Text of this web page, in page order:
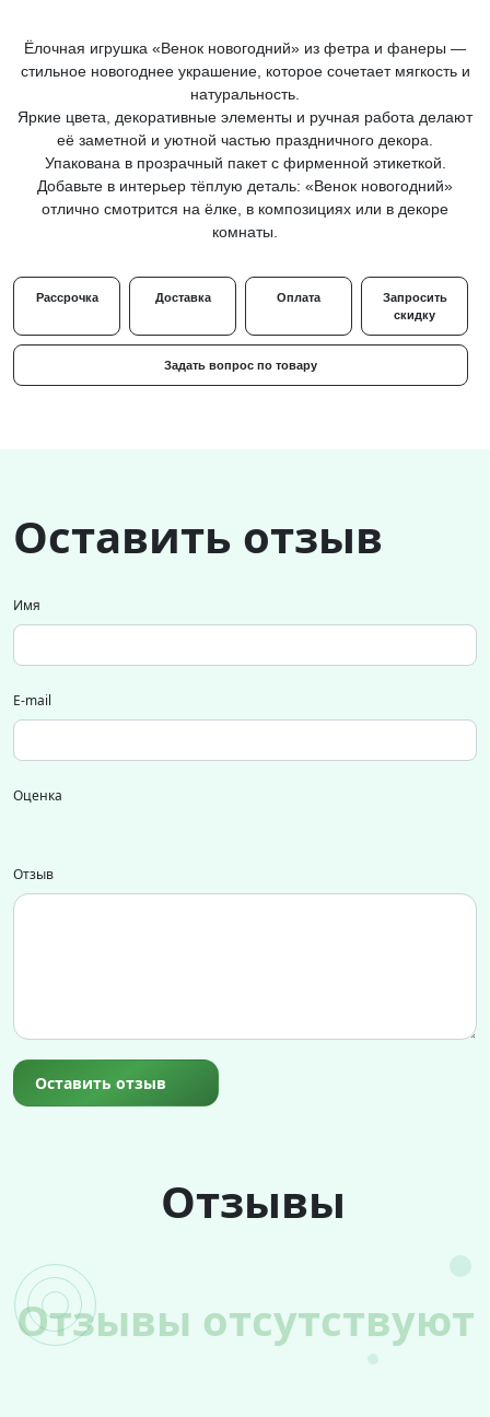
Ёлочная игрушка «Венок новогодний» из фетра и фанеры —
стильное новогоднее украшение, которое сочетает мягкость и
натуральность.
Яркие цвета, декоративные элементы и ручная работа делают
её заметной и уютной частью праздничного декора.
Упакована в прозрачный пакет с фирменной этикеткой.
Добавьте в интерьер тёплую деталь: «Венок новогодний»
отлично смотрится на ёлке, в композициях или в декоре
комнаты.
Рассрочка Доставка Оплата
Запросить
скидку
Задать вопрос по товару
Оставить отзыв
Имя
E-mail
Оценка
Отзыв
Оставить отзыв
Отзывы
Отзывы отсутствуют